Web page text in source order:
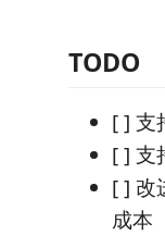
TODO
[ ] 支
[ ] 支
[ ] 改
成本